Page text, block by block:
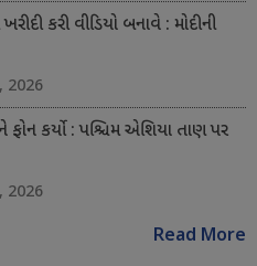
કરી વીડિયો બનાવે : મોદીની
2026
ફોન કર્યો : પશ્ચિમ એશિયા તાણ પર
2026
Read More